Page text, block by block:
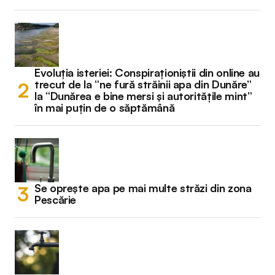
Evoluția isteriei: Conspiraționiștii din online au
trecut de la “ne fură străinii apa din Dunăre”
la “Dunărea e bine mersi și autoritățile mint”
în mai puțin de o săptămână
Se oprește apa pe mai multe străzi din zona
Pescărie